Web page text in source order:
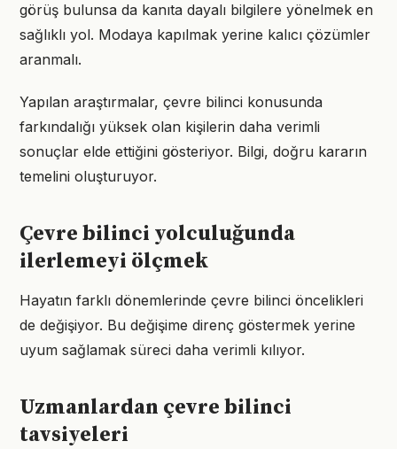
görüş bulunsa da kanıta dayalı bilgilere yönelmek en
sağlıklı yol. Modaya kapılmak yerine kalıcı çözümler
aranmalı.
Yapılan araştırmalar, çevre bilinci konusunda
farkındalığı yüksek olan kişilerin daha verimli
sonuçlar elde ettiğini gösteriyor. Bilgi, doğru kararın
temelini oluşturuyor.
Çevre bilinci yolculuğunda
ilerlemeyi ölçmek
Hayatın farklı dönemlerinde çevre bilinci öncelikleri
de değişiyor. Bu değişime direnç göstermek yerine
uyum sağlamak süreci daha verimli kılıyor.
Uzmanlardan çevre bilinci
tavsiyeleri